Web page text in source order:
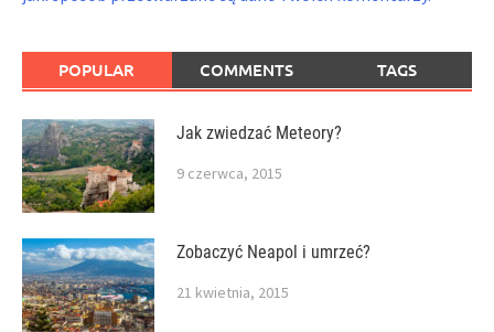
POPULAR COMMENTS TAGS
Jak zwiedzać Meteory?
9 czerwca, 2015
Zobaczyć Neapol i umrzeć?
21 kwietnia, 2015